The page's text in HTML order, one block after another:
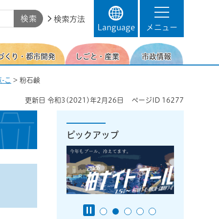
検索方法
Language
メニュー
くり・都市開発 しごと・産業 市政情報
こ > 粉石鹸
更新日 令和3(2021)年2月26日 ページID 16277
ピックアップ